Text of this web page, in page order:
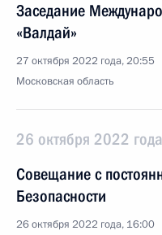
Заседание
«Валдай»
27 октября 2022 года, 20:55
Московская область
26 октября 2022
Совещание с
Безопасности
26 октября 2022 года, 16:00